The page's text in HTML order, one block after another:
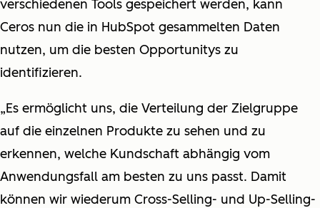
verschiedenen Tools gespeichert werden, kann
Ceros nun die in HubSpot gesammelten Daten
nutzen, um die besten Opportunitys zu
identifizieren.
„Es ermöglicht uns, die Verteilung der Zielgruppe
auf die einzelnen Produkte zu sehen und zu
erkennen, welche Kundschaft abhängig vom
Anwendungsfall am besten zu uns passt. Damit
können wir wiederum Cross-Selling- und Up-Selling-